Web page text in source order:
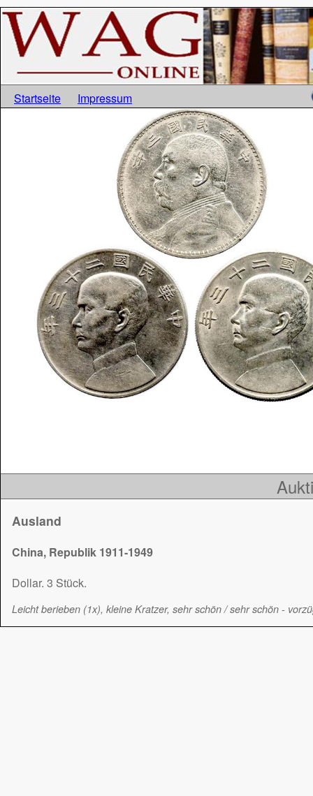
Startseite Impressum
Ausland
China, Republik 1911-1949
Dollar. 3 Stück.
Leicht berieben (1x), kleine Kratzer, sehr schön / sehr schön -